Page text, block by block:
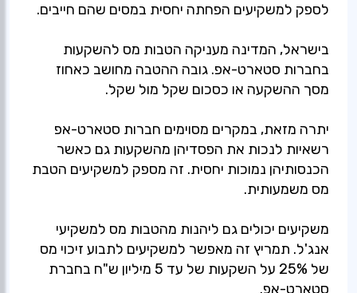
בישראל, המדינה מעניקה הטבות מס להשקעות
בחברות סטארט-אפ. גובה ההטבה מחושב כאחוז
יתרה מזאת, במקרים מסוימים חברות סטארט-אפ
רשאיות לנכות את הפסדיהן מהשקעות גם כאשר
הכנסותיהן נמוכות יחסית. זה מספק למשקיעים הטבת
משקיעים יכולים גם ליהנות מהטבות מס למשקיעי
אנג'ל. תמריץ זה מאפשר למשקיעים לתבוע זיכוי מס
של 25% על השקעות של עד 5 מיליון ש"ח בחברת